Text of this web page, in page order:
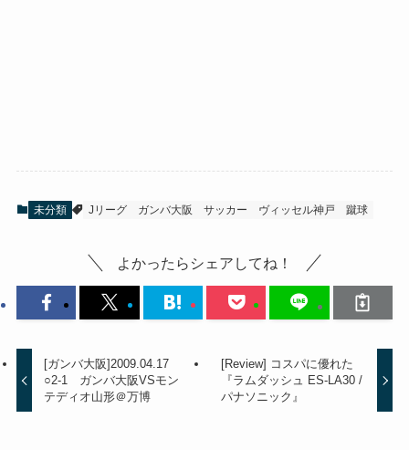
未分類 Jリーグ ガンバ大阪 サッカー ヴィッセル神戸 蹴球
よかったらシェアしてね！
[ガンバ大阪]2009.04.17
○2-1 ガンバ大阪VSモン
テディオ山形＠万博
[Review] コスパに優れた
『ラムダッシュ ES-LA30 /
パナソニック』